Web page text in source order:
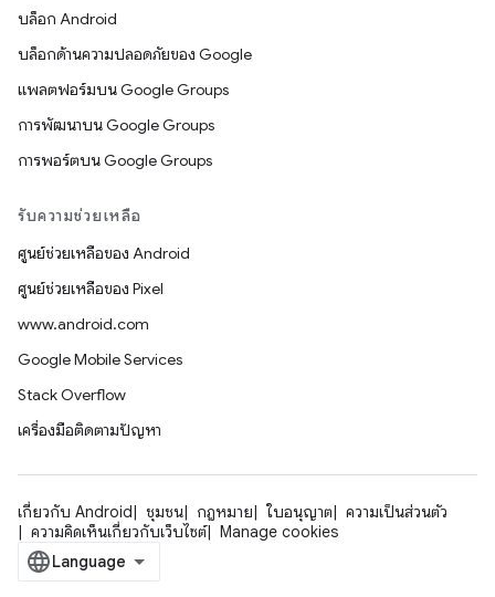
บล็อก Android
บล็อกด้านความปลอดภัยของ Google
แพลตฟอร์มบน Google Groups
การพัฒนาบน Google Groups
การพอร์ตบน Google Groups
รับความช่วยเหลือ
ศูนย์ช่วยเหลือของ Android
ศูนย์ช่วยเหลือของ Pixel
www.android.com
Google Mobile Services
Stack Overflow
เครื่องมือติดตามปัญหา
เกี่ยวกับ Android ชุมชน กฎหมาย ใบอนุญาต
ความเป็นส่วนตัว
ความคิดเห็นเกี่ยวกับเว็บไซต์
Manage cookies